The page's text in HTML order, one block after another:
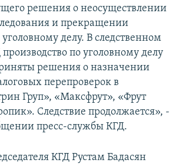
решения о неосуществлении
и прекращении
уголовному делу. В следственном
по уголовному делу
решения о назначении
перепроверок в
Груп», «Максфрут», «Фрут
Следствие продолжается», -
пресс-службы КГД.
КГД Рустам Бадасян